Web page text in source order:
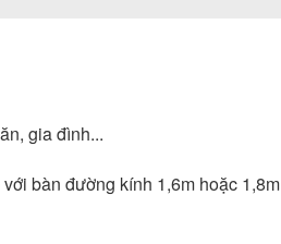
gia đình...
bàn đường kính 1,6m hoặc 1,8m